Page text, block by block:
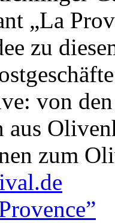
„La
zu
von
aus
zum